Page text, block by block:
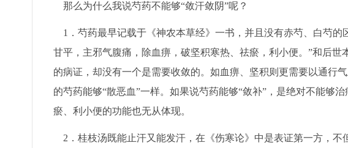
那么为什么我说芍药不能够“敛汗敛阴”呢？
1．芍药最早记载于《神农本草经》一书，并且没有赤芍、白芍的
甘平，主邪气腹痛，除血痹，破坚积寒热、祛瘀，利小便。”和后
的病证，却没有一个是需要收敛的。如血痹、坚积则更需要以通行
的芍药能够“散恶血”一样。如果说芍药能够“敛补”，是绝对不能够
瘀、利小便的功能也无从体现。
2．桂枝汤既能止汗又能发汗，在《伤寒论》中是表证第一方，不